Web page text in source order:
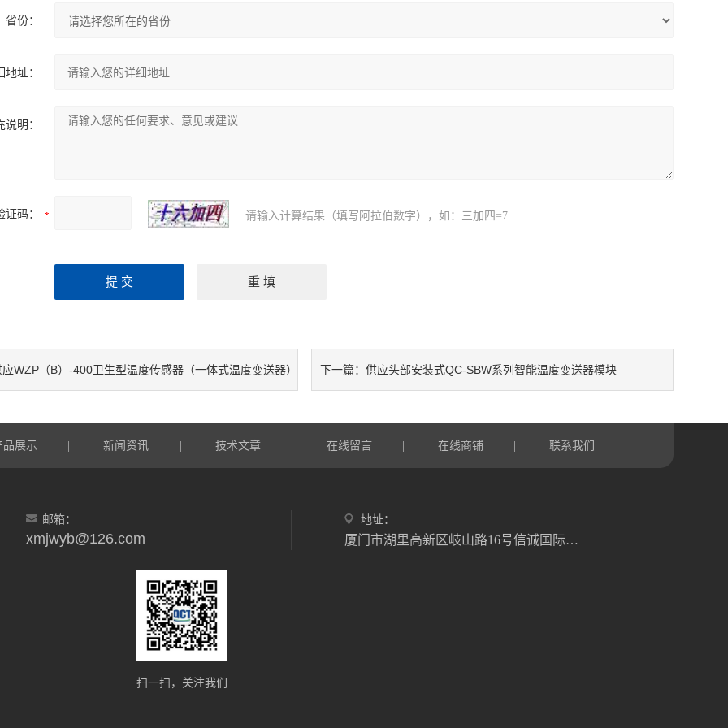
省份：
地址：
说明：
证码： 请输入计算结果（填写阿拉伯数字），如：三加四=7
WZP（B）-400卫生型温度传感器（一体式温度变送器） 下一篇：供应头部安装式QC-SBW系列智能温度变送器模块
品展示 新闻资讯 技术文章 在线留言 在线商铺 联系我们
邮箱：
xmjwyb@126.com
地址：
厦门市湖里高新区岐山路16号信诚国际大厦1号楼822室
扫一扫，关注我们